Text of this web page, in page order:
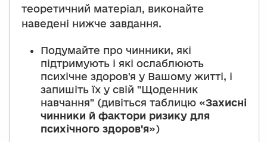
теоретичний матеріал, виконайте
наведені нижче завдання.
Подумайте про чинники, які
підтримують і які ослаблюють
психічне здоров'я у Вашому житті, і
запишіть їх у свій "Щоденник
навчання" (дивіться таблицю «Захисні
чинники й фактори ризику для
психічного здоров'я»)